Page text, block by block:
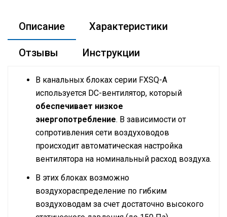
Описание Характеристики
Отзывы Инструкции
В канальных блоках серии FXSQ-A
используется DC-вентилятор, который
обеспечивает низкое
энергопотребление. В зависимости от
сопротивления сети воздуховодов
происходит автоматическая настройка
вентилятора на номинальный расход воздуха.
В этих блоках возможно
воздухораспределение по гибким
воздуховодам за счет достаточно высокого